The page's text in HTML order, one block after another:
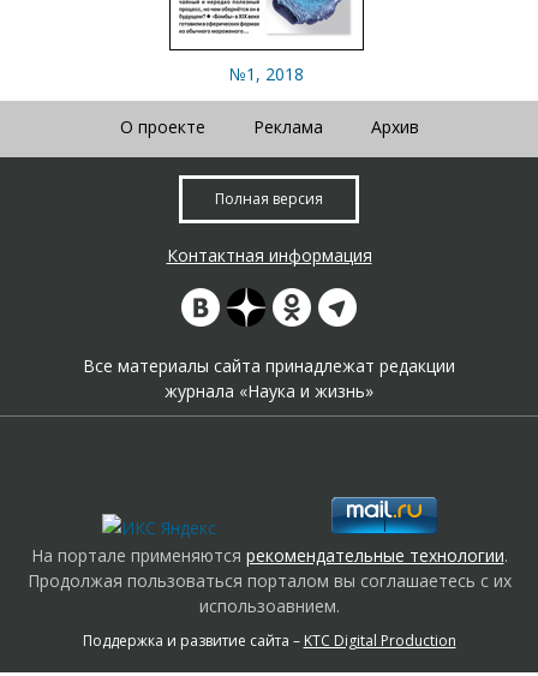
№1, 2018
О проекте Реклама Архив
Полная версия
Контактная информация
Все материалы сайта принадлежат редакции
журнала «Наука и жизнь»
На портале применяются рекомендательные технологии.
Продолжая пользоваться порталом вы соглашаетесь с их
использоавнием.
Поддержка и развитие сайта – KTC Digital Production